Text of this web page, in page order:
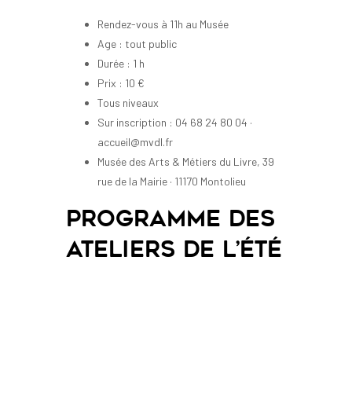
Rendez-vous à 11h au Musée
Age : tout public
Durée : 1 h
Prix : 10 €
Tous niveaux
Sur inscription : 04 68 24 80 04 ·
accueil@mvdl.fr
Musée des Arts & Métiers du Livre, 39
rue de la Mairie · 11170 Montolieu
Programme des
ateliers de l’été